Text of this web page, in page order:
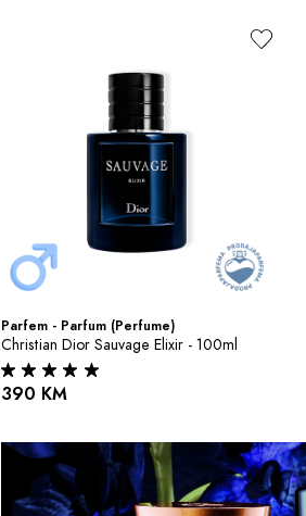
Parfem - Parfum (Perfume)
Christian Dior Sauvage Elixir - 100ml
390 KM